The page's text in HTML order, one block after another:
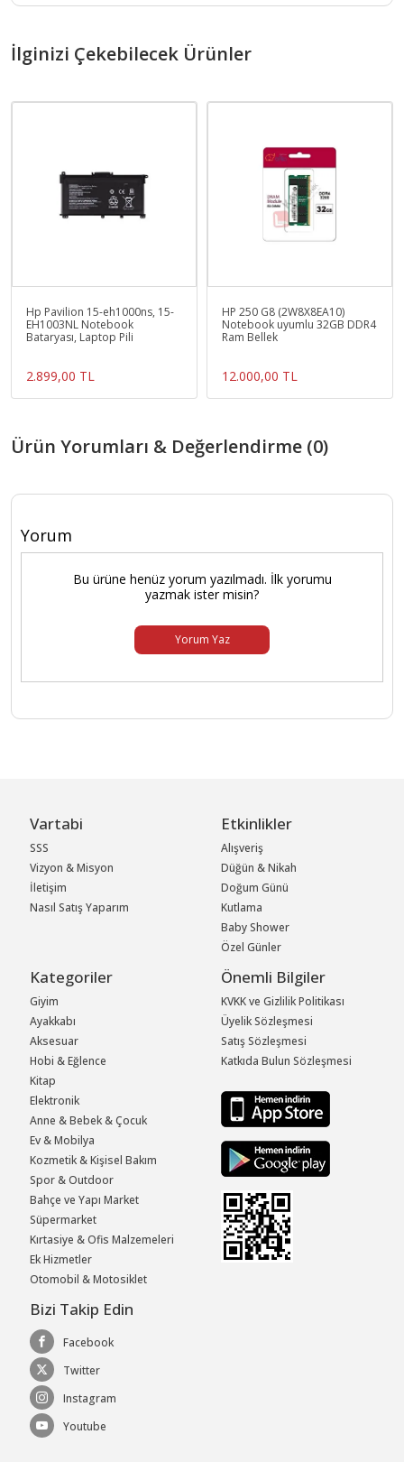
İlginizi Çekebilecek Ürünler
Hp Pavilion 15-eh1000ns, 15-
EH1003NL Notebook
Bataryası, Laptop Pili
2.899,00 TL
HP 250 G8 (2W8X8EA10)
Notebook uyumlu 32GB DDR4
Ram Bellek
12.000,00 TL
Ürün Yorumları & Değerlendirme (0)
Yorum
Bu ürüne henüz yorum yazılmadı. İlk yorumu
yazmak ister misin?
Yorum Yaz
Vartabi
SSS
Vizyon & Misyon
İletişim
Nasıl Satış Yaparım
Etkinlikler
Alışveriş
Düğün & Nikah
Doğum Günü
Kutlama
Baby Shower
Özel Günler
Kategoriler
Giyim
Ayakkabı
Aksesuar
Hobi & Eğlence
Kitap
Elektronik
Anne & Bebek & Çocuk
Ev & Mobilya
Kozmetik & Kişisel Bakım
Spor & Outdoor
Bahçe ve Yapı Market
Süpermarket
Kırtasiye & Ofis Malzemeleri
Ek Hizmetler
Otomobil & Motosiklet
Önemli Bilgiler
KVKK ve Gizlilik Politikası
Üyelik Sözleşmesi
Satış Sözleşmesi
Katkıda Bulun Sözleşmesi
Bizi Takip Edin
Facebook
Twitter
Instagram
Youtube